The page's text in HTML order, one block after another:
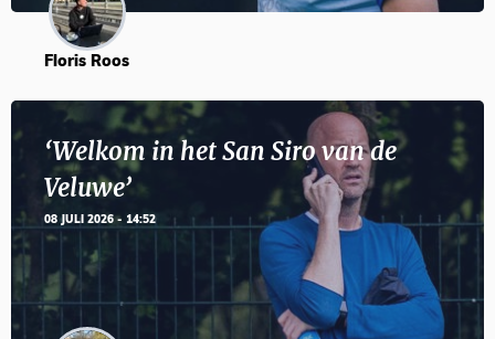
Floris Roos
‘Welkom in het San Siro van de
Veluwe’
08 JULI 2026 - 14:52